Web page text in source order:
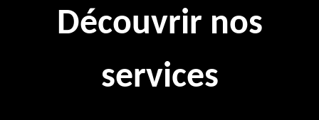
Découvrir nos
services